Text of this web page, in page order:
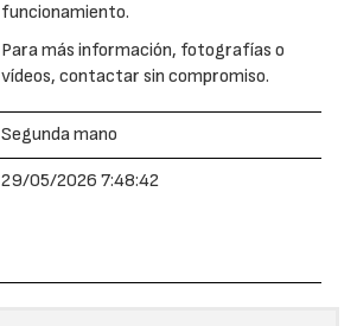
funcionamiento.
Para más información, fotografías o
vídeos, contactar sin compromiso.
Segunda mano
29/05/2026 7:48:42